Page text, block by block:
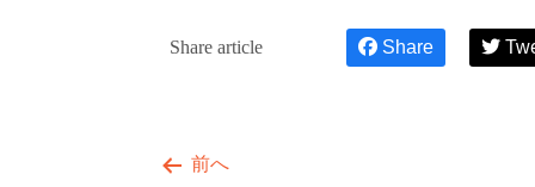
Share article Share
前へ